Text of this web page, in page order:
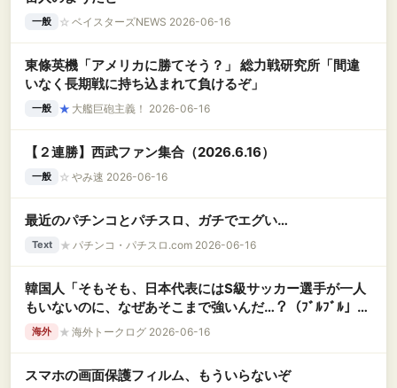
一般 ☆ ベイスターズNEWS 2026-06-16
東條英機「アメリカに勝てそう？」 総力戦研究所「間違
いなく長期戦に持ち込まれて負けるぞ」
一般 ★ 大艦巨砲主義！ 2026-06-16
【２連勝】西武ファン集合（2026.6.16）
一般 ☆ やみ速 2026-06-16
最近のパチンコとパチスロ、ガチでエグい…
Text ★ パチンコ・パチスロ.com 2026-06-16
韓国人「そもそも、日本代表にはS級サッカー選手が一人
もいないのに、なぜあそこまで強いんだ…？（ﾌﾞﾙﾌﾞﾙ」＝
韓国の反応
海外 ★ 海外トークログ 2026-06-16
スマホの画面保護フィルム、もういらないぞ